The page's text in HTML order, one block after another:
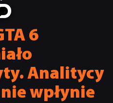
6
Analitycy
wpłynie